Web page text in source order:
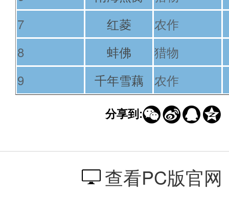
7
红菱
农作
8
蚌佛
猎物
9
千年雪藕 农作
分享到:
查看PC版官网